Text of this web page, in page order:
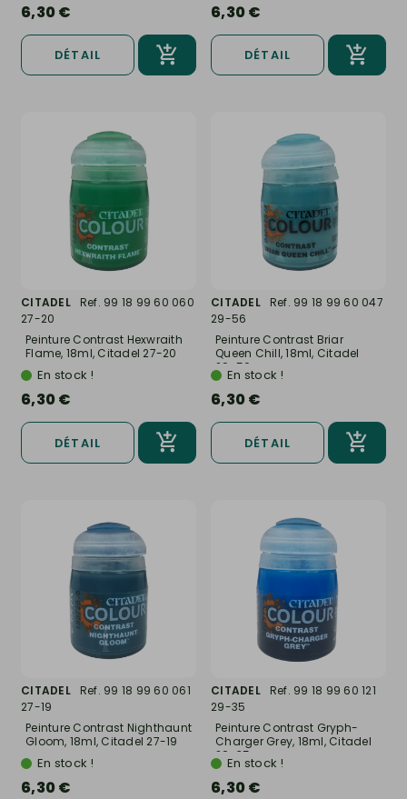
6,30 €
DÉTAIL
6,30 €
DÉTAIL
CITADEL
Ref. 99 18 99 60 060
27-20
Peinture Contrast Hexwraith
Flame, 18ml, Citadel 27-20
En stock !
6,30 €
DÉTAIL
CITADEL
Ref. 99 18 99 60 047
29-56
Peinture Contrast Briar
Queen Chill, 18ml, Citadel
29-56
En stock !
6,30 €
DÉTAIL
CITADEL
Ref. 99 18 99 60 061
27-19
Peinture Contrast Nighthaunt
Gloom, 18ml, Citadel 27-19
En stock !
6,30 €
CITADEL
Ref. 99 18 99 60 121
29-35
Peinture Contrast Gryph-
Charger Grey, 18ml, Citadel
29-35
En stock !
6,30 €